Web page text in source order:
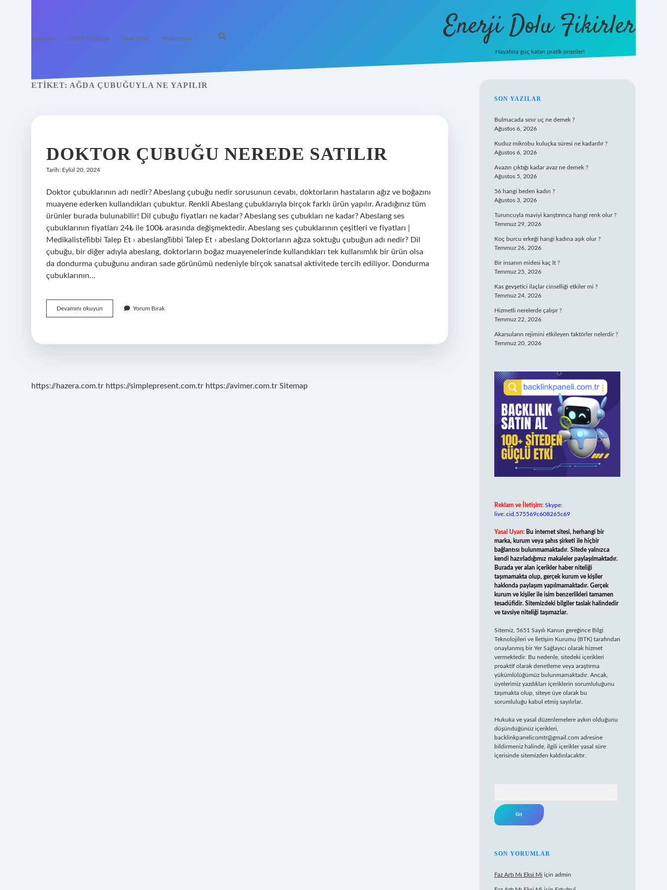
Anasayfa Gizlilik Politikası Yasal Uyarı Hakkımızda Enerji Dolu Fikirler
Hayatına güç katan pratik öneriler!
ETIKET: AĞDA ÇUBUĞUYLA NE YAPILIR
DOKTOR ÇUBUĞU NEREDE SATILIR
Tarih: Eylül 20, 2024
Doktor çubuklarının adı nedir? Abeslang çubuğu nedir sorusunun cevabı, doktorların hastaların ağız ve boğazını
muayene ederken kullandıkları çubuktur. Renkli Abeslang çubuklarıyla birçok farklı ürün yapılır. Aradığınız tüm
ürünler burada bulunabilir! Dil çubuğu fiyatları ne kadar? Abeslang ses çubukları ne kadar? Abeslang ses
çubuklarının fiyatları 24₺ ile 100₺ arasında değişmektedir. Abeslang ses çubuklarının çeşitleri ve fiyatları |
MedikalisteTıbbi Talep Et › abeslangTıbbi Talep Et › abeslang Doktorların ağıza soktuğu çubuğun adı nedir? Dil
çubuğu, bir diğer adıyla abeslang, doktorların boğaz muayenelerinde kullandıkları tek kullanımlık bir ürün olsa
da dondurma çubuğunu andıran sade görünümü nedeniyle birçok sanatsal aktivitede tercih ediliyor. Dondurma
çubuklarının…
Devamını okuyun
Çubuğu
Yorum Bırak
https://hazera.com.tr https://simplepresent.com.tr https://avimer.com.tr Sitemap
SIDEBAR
SON YAZILAR
Bulmacada sınır uç ne demek ?
Ağustos 6, 2026
Kuduz mikrobu kuluçka süresi ne kadardır ?
Ağustos 6, 2026
Avazın çıktığı kadar avaz ne demek ?
Ağustos 5, 2026
56 hangi beden kadın ?
Ağustos 3, 2026
Turuncuyla maviyi karıştırınca hangi renk olur ?
Temmuz 29, 2026
Koç burcu erkeği hangi kadına aşık olur ?
Temmuz 26, 2026
Bir insanın midesi kaç lt ?
Temmuz 25, 2026
Kas gevşetici ilaçlar cinselliği etkiler mi ?
Temmuz 24, 2026
Hizmetli nerelerde çalışır ?
Temmuz 22, 2026
Akarsuların rejimini etkileyen faktörler nelerdir ?
Temmuz 20, 2026
Reklam ve İletişim: Skype:
live:.cid.575569c608265c69
Yasal Uyarı: Bu internet sitesi, herhangi bir
marka, kurum veya şahıs şirketi ile hiçbir
bağlantısı bulunmamaktadır. Sitede yalnızca
kendi hazırladığımız makaleler paylaşılmaktadır.
Burada yer alan içerikler haber niteliği
taşımamakta olup, gerçek kurum ve kişiler
hakkında paylaşım yapılmamaktadır. Gerçek
kurum ve kişiler ile isim benzerlikleri tamamen
tesadüfidir. Sitemizdeki bilgiler taslak halindedir
ve tavsiye niteliği taşımazlar.
Sitemiz, 5651 Sayılı Kanun gereğince Bilgi
Teknolojileri ve İletişim Kurumu (BTK) tarafından
onaylanmış bir Yer Sağlayıcı olarak hizmet
vermektedir. Bu nedenle, sitedeki içerikleri
proaktif olarak denetleme veya araştırma
yükümlülüğümüz bulunmamaktadır. Ancak,
üyelerimiz yazdıkları içeriklerin sorumluluğunu
taşımakta olup, siteye üye olarak bu
sorumluluğu kabul etmiş sayılırlar.
Hukuka ve yasal düzenlemelere aykırı olduğunu
düşündüğünüz içerikleri,
backlinkpanelicomtr@gmail.com adresine
bildirmeniz halinde, ilgili içerikler yasal süre
içerisinde sitemizden kaldırılacaktır.
SON YORUMLAR
Faz Artı Mı Eksi Mi için admin